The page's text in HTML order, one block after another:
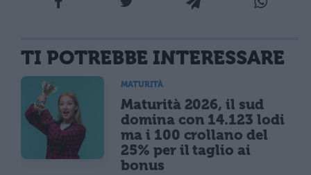
TI POTREBBE INTERESSARE
MATURITÀ
Maturità 2026, il sud
domina con 14.123 lodi
ma i 100 crollano del
25% per il taglio ai
bonus